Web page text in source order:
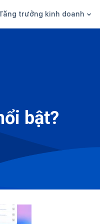
trưởng kinh doanh
bật?